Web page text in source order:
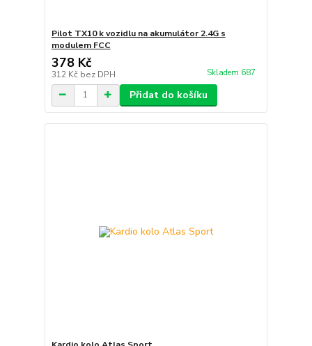
Pilot TX10 k vozidlu na akumulátor 2.4G s
modulem FCC
378 Kč
312 Kč bez DPH Skladem 687
Přidat do košíku